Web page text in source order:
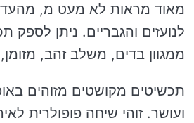
מאוד מראות לא מעט מ,
לנועזים והגבריים. ניתן לספק
ממגוון בדים, משלב זהב,
תכשיטים מקושטים מזוהים
ועושר. זוהי שיחה פופולרית